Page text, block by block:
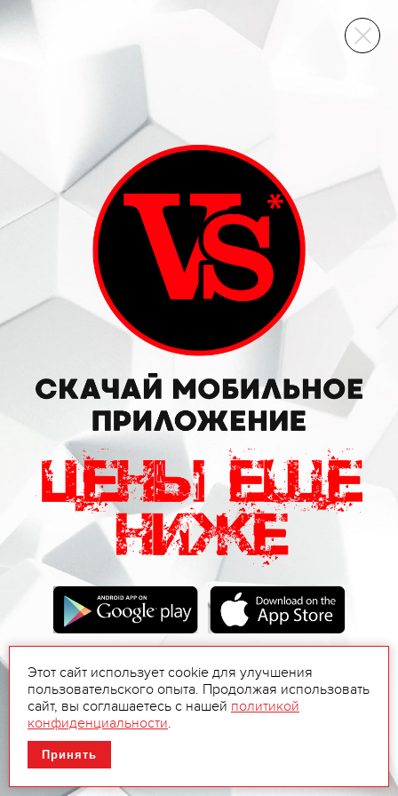
ВИННЫЙ СКЛАД
Этот сайт использует cookie для улучшения
пользовательского опыта. Продолжая использовать
сайт, вы соглашаетесь с нашей политикой
конфиденциальности.
Принять